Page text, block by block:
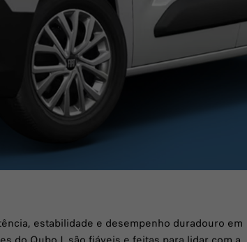
estabilidade e desempenho duradouro em